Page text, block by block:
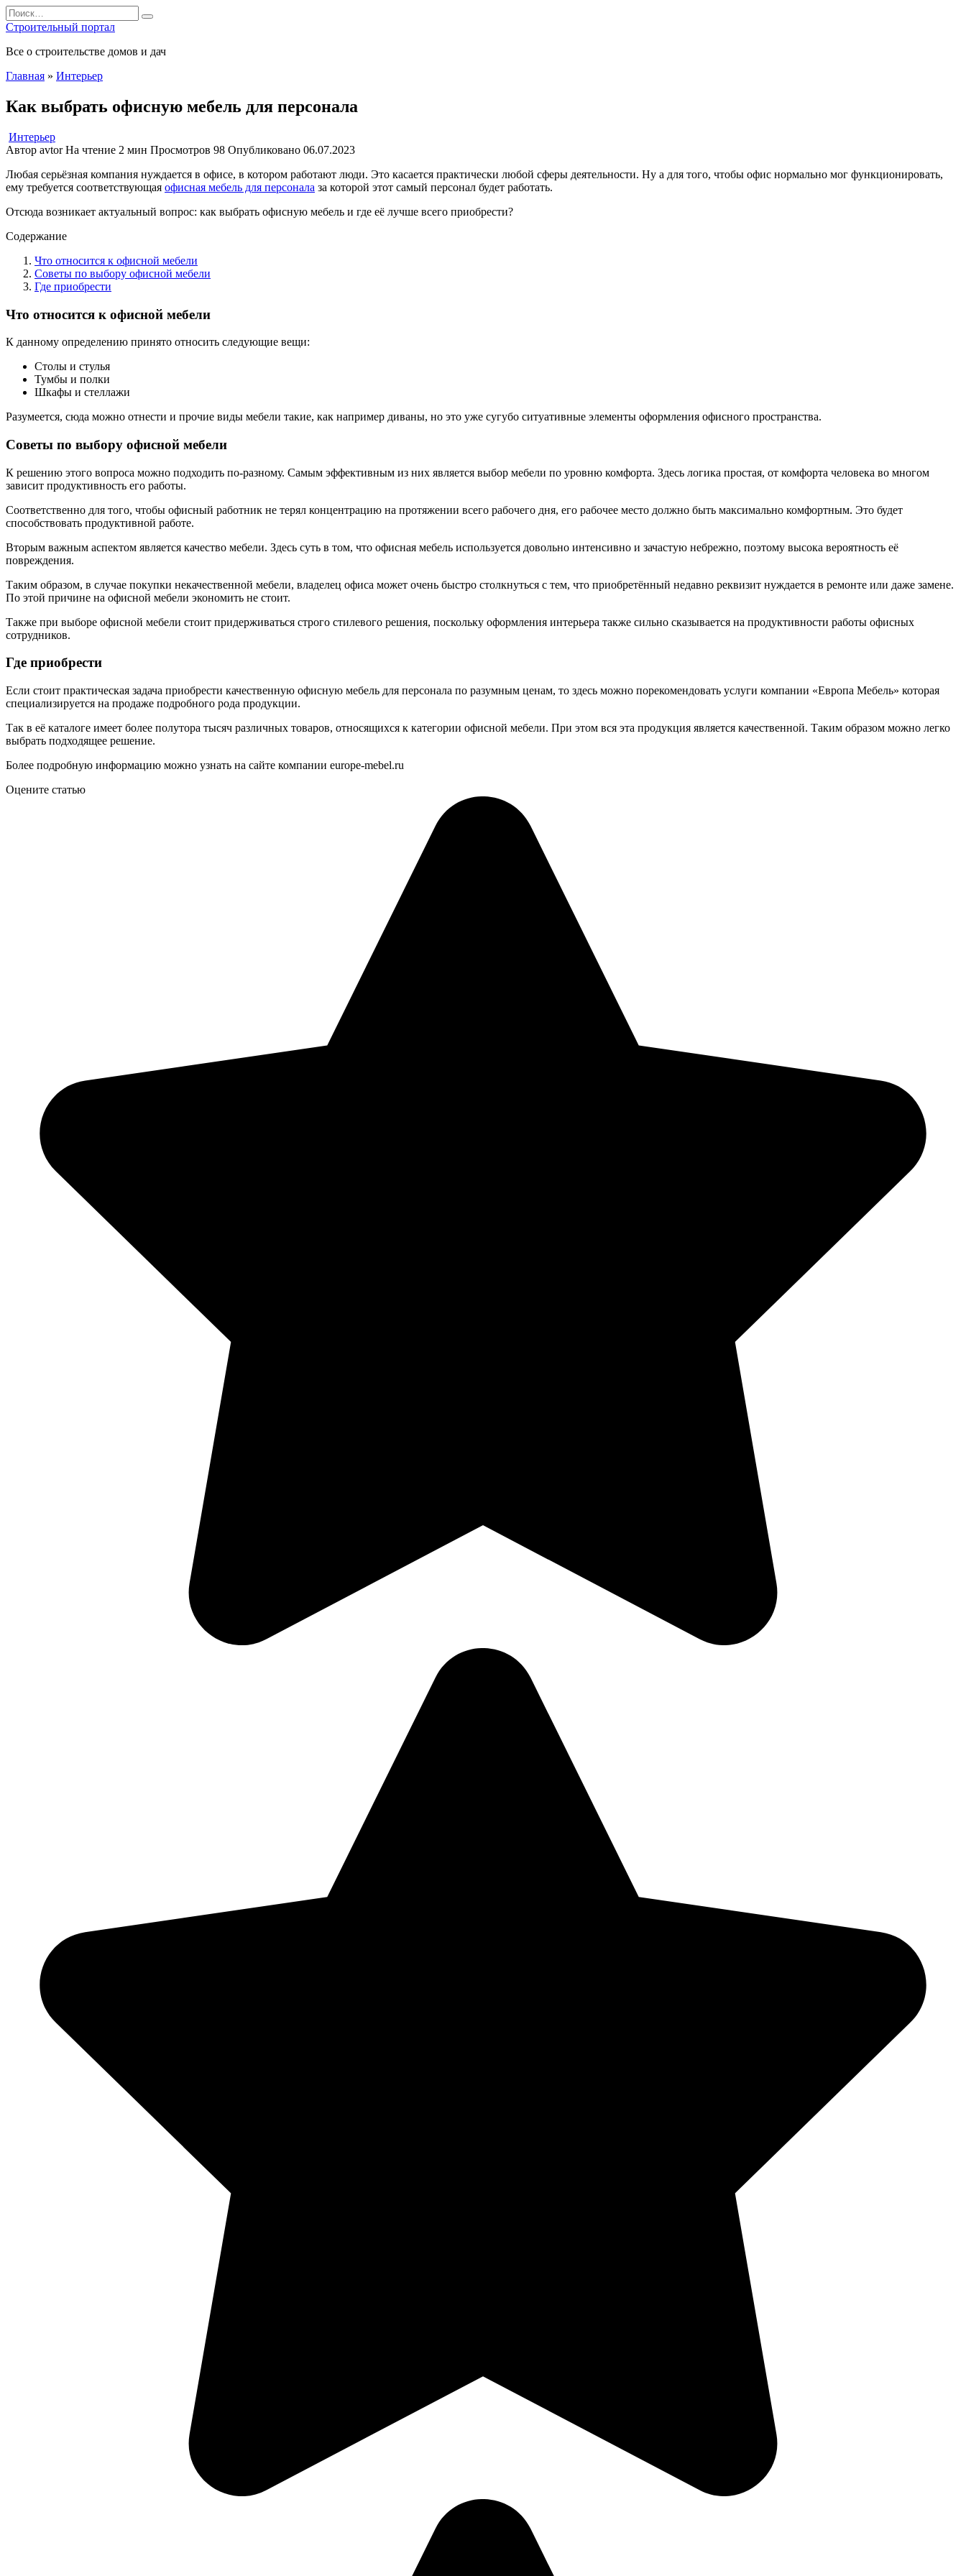
Перейти
к
содержанию
Search
for:
Строительный портал
Все о строительстве домов и дач
Главная » Интерьер
Как выбрать офисную мебель для персонала
Интерьер
Автор avtor На чтение 2 мин Просмотров 98 Опубликовано 06.07.2023
Любая серьёзная компания нуждается в офисе, в котором работают люди. Это касается практически любой сферы деятельности. Ну а для того, чтобы офис нормально мог функционировать,
ему требуется соответствующая офисная мебель для персонала за которой этот самый персонал будет работать.
Отсюда возникает актуальный вопрос: как выбрать офисную мебель и где её лучше всего приобрести?
Содержание
Что относится к офисной мебели
Советы по выбору офисной мебели
Где приобрести
Что относится к офисной мебели
К данному определению принято относить следующие вещи:
Столы и стулья
Тумбы и полки
Шкафы и стеллажи
Разумеется, сюда можно отнести и прочие виды мебели такие, как например диваны, но это уже сугубо ситуативные элементы оформления офисного пространства.
Советы по выбору офисной мебели
К решению этого вопроса можно подходить по-разному. Самым эффективным из них является выбор мебели по уровню комфорта. Здесь логика простая, от комфорта человека во многом
зависит продуктивность его работы.
Соответственно для того, чтобы офисный работник не терял концентрацию на протяжении всего рабочего дня, его рабочее место должно быть максимально комфортным. Это будет
способствовать продуктивной работе.
Вторым важным аспектом является качество мебели. Здесь суть в том, что офисная мебель используется довольно интенсивно и зачастую небрежно, поэтому высока вероятность её
повреждения.
Таким образом, в случае покупки некачественной мебели, владелец офиса может очень быстро столкнуться с тем, что приобретённый недавно реквизит нуждается в ремонте или даже замене.
По этой причине на офисной мебели экономить не стоит.
Также при выборе офисной мебели стоит придерживаться строго стилевого решения, поскольку оформления интерьера также сильно сказывается на продуктивности работы офисных
сотрудников.
Где приобрести
Если стоит практическая задача приобрести качественную офисную мебель для персонала по разумным ценам, то здесь можно порекомендовать услуги компании «Европа Мебель» которая
специализируется на продаже подробного рода продукции.
Так в её каталоге имеет более полутора тысяч различных товаров, относящихся к категории офисной мебели. При этом вся эта продукция является качественной. Таким образом можно легко
выбрать подходящее решение.
Более подробную информацию можно узнать на сайте компании europe-mebel.ru
Оцените статью